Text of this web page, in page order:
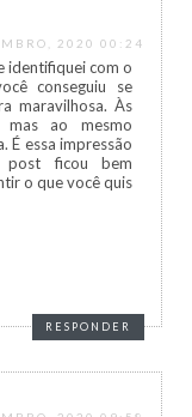
2020 00:24
identifiquei com o
conseguiu se
maravilhosa. Às
mas ao mesmo
É essa impressão
ficou bem
o que você quis
RESPONDER